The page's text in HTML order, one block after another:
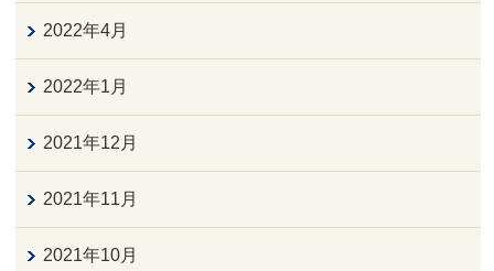
2022年4月
2022年1月
2021年12月
2021年11月
2021年10月